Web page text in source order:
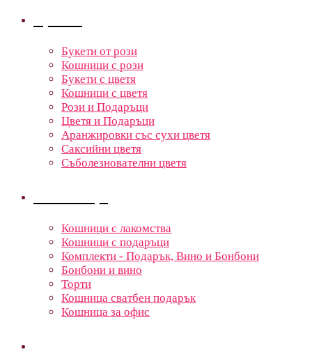
Букети от рози
Кошници с рози
Букети с цветя
Кошници с цветя
Рози и Подаръци
Цветя и Подаръци
Аранжировки със сухи цветя
Саксийни цветя
Съболезнователни цветя
Кошници с лакомства
Кошници с подаръци
Комплекти - Подарък, Вино и Бонбони
Бонбони и вино
Торти
Кошница сватбен подарък
Кошница за офис